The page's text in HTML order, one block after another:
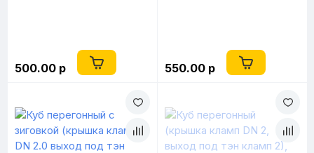
500.00 р 550.00 р